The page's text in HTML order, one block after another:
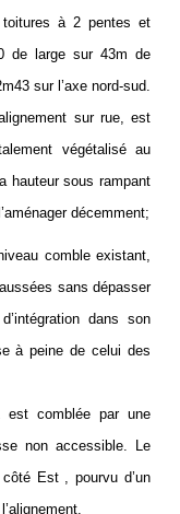
à 2 pentes et
de large sur 43m de
sur l’axe nord-sud.
sur rue, est
végétalisé au
La hauteur sous rampant
décemment;
comble existant,
sans dépasser
dans son
à peine de celui des
comblée par une
non accessible. Le
Est , pourvu d’un